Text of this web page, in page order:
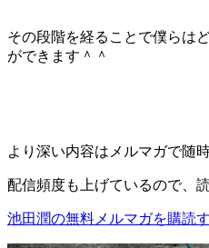
その段階を経ることで僕らは
ができます＾＾
より深い内容はメルマガで随
配信頻度も上げているので、
池田潤の無料メルマガを購読す